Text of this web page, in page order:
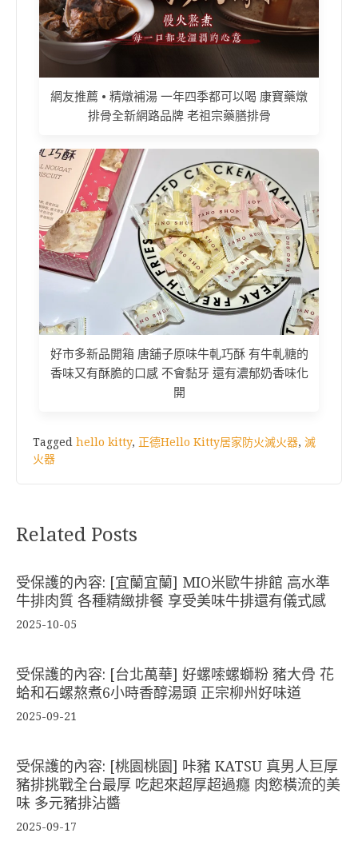
網友推薦 • 精燉補湯 一年四季都可以喝 康寶藥燉
排骨全新網路品牌 老祖宗藥膳排骨
好市多新品開箱 唐舖子原味牛軋巧酥 有牛軋糖的
香味又有酥脆的口感 不會黏牙 還有濃郁奶香味化
開
Tagged hello kitty, 正德Hello Kitty居家防火滅火器, 滅
火器
Related Posts
受保護的內容: [宜蘭宜蘭] MIO米歐牛排館 高水準
牛排肉質 各種精緻排餐 享受美味牛排還有儀式感
2025-10-05
受保護的內容: [台北萬華] 好螺嗦螺螄粉 豬大骨 花
蛤和石螺熬煮6小時香醇湯頭 正宗柳州好味道
2025-09-21
受保護的內容: [桃園桃園] 咔豬 KATSU 真男人巨厚
豬排挑戰全台最厚 吃起來超厚超過癮 肉慾橫流的美
味 多元豬排沾醬
2025-09-17